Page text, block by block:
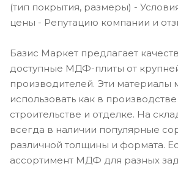
(тип покрытия, размеры) -
цены - Репутацию компании и
Базис Маркет предлагает
доступные МДФ-плиты от
производителей. Эти материалы
использовать как в
строительстве и отделке. На
всегда в наличии популярные
различной толщины и формата.
ассортимент МДФ для разных